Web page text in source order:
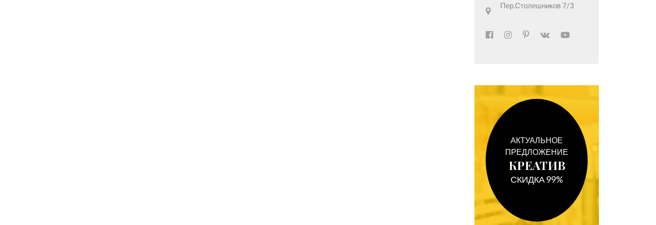
Пер.Столешников 7/3
АКТУАЛЬНОЕ
ПРЕДЛОЖЕНИЕ
КРЕАТИВ
СКИДКА 99%